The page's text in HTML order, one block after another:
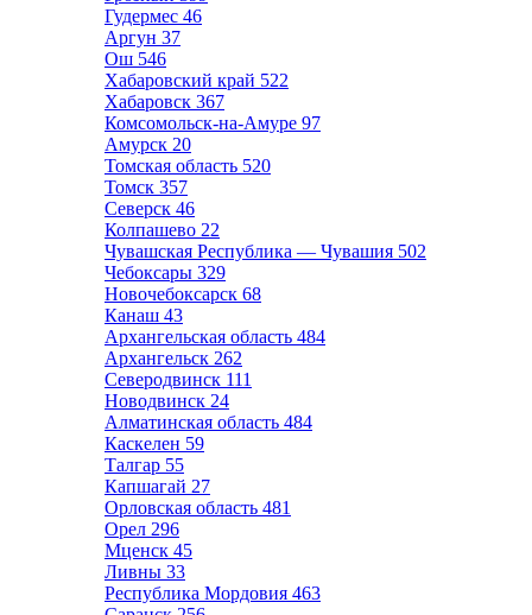
Гудермес 46
Аргун 37
Ош 546
Хабаровский край 522
Хабаровск 367
Комсомольск-на-Амуре 97
Амурск 20
Томская область 520
Томск 357
Северск 46
Колпашево 22
Чувашская Республика — Чувашия 502
Чебоксары 329
Новочебоксарск 68
Канаш 43
Архангельская область 484
Архангельск 262
Северодвинск 111
Новодвинск 24
Алматинская область 484
Каскелен 59
Талгар 55
Капшагай 27
Орловская область 481
Орел 296
Мценск 45
Ливны 33
Республика Мордовия 463